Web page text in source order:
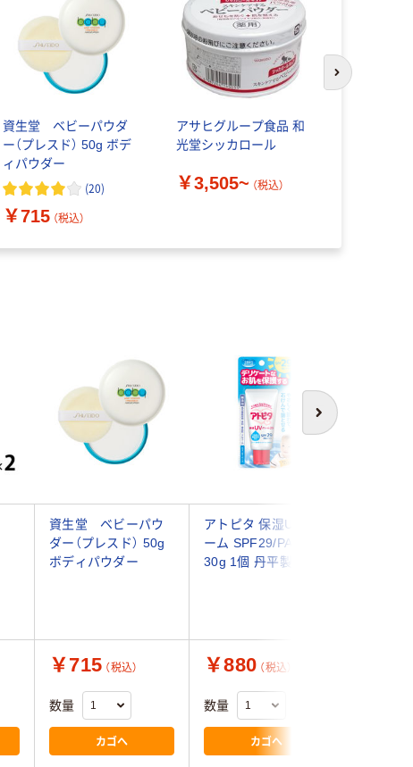
資生堂 ベビーパウダ
ー（プレスド） 50g ボデ
ィパウダー
(20)
￥715 （税込）
アサヒグループ食品 和
光堂シッカロール
￥3,505~ （税込）
次のスライド
次へ
資生堂 ベビーパウ
ダー（プレスド） 50g
ボディパウダー
アトピタ 保湿UVクリ
ーム SPF29/PA++
30g 1個 丹平製薬
￥715 （税込）
数量
カゴへ
￥880 （税込）
数量
カゴへ